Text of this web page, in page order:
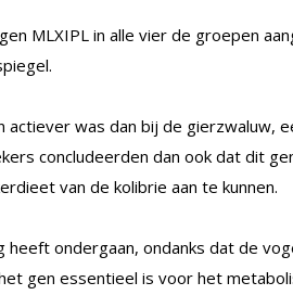
MLXIPL in alle vier de groepen
was dan bij de gierzwaluw,
concludeerden dan ook dat dit
van de kolibrie aan te kunnen.
ondergaan, ondanks dat de
gen essentieel is voor het